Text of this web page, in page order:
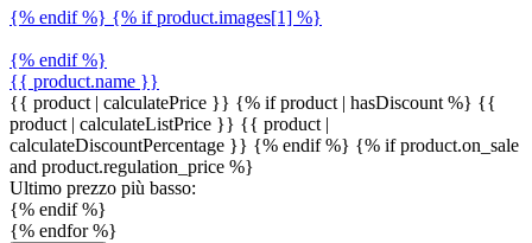
{% endif %} {% if product.images[1] %}
{% endif %}
{{ product.name }}
{{ product | calculatePrice }} {% if product | hasDiscount %} {{
product | calculateListPrice }} {{ product |
calculateDiscountPercentage }} {% endif %} {% if product.on_sale
and product.regulation_price %}
Ultimo prezzo più basso:
{% endif %}
{% endfor %}